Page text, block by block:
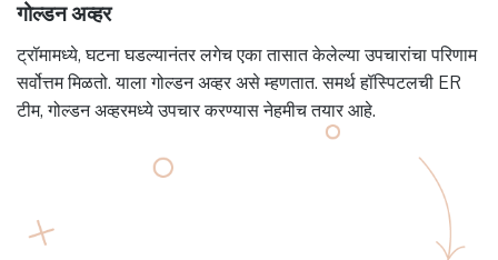
गोल्डन अव्हर
ट्रॉमामध्ये, घटना घडल्यानंतर लगेच एका तासात केलेल्या उपचारांचा परिणाम
सर्वोत्तम मिळतो. याला गोल्डन अव्हर असे म्हणतात. समर्थ हॉस्पिटलची ER
टीम, गोल्डन अव्हरमध्ये उपचार करण्यास नेहमीच तयार आहे.